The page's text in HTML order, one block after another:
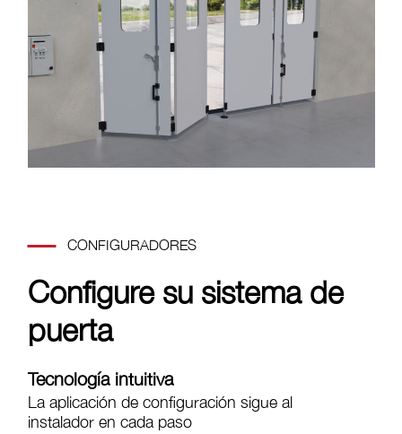
CONFIGURADORES
Configure su sistema de
puerta
Tecnología intuitiva
La aplicación de configuración sigue al
instalador en cada paso